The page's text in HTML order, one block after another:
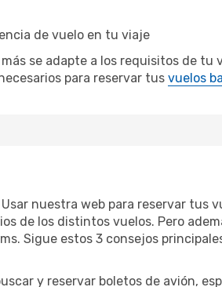
de vuelo en tu viaje
se adapte a los requisitos de tu
para reservar tus vuelos
nuestra web para reservar tus
de los distintos vuelos. Pero
Sigue estos 3 consejos
y reservar boletos de avión,